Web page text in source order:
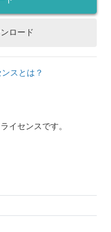
ロード
スとは？
イセンスです。